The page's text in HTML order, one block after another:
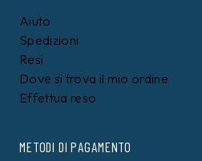
Aiuto
Spedizioni
Resi
Dove si trova il mio ordine
Effettua reso
METODI DI PAGAMENTO